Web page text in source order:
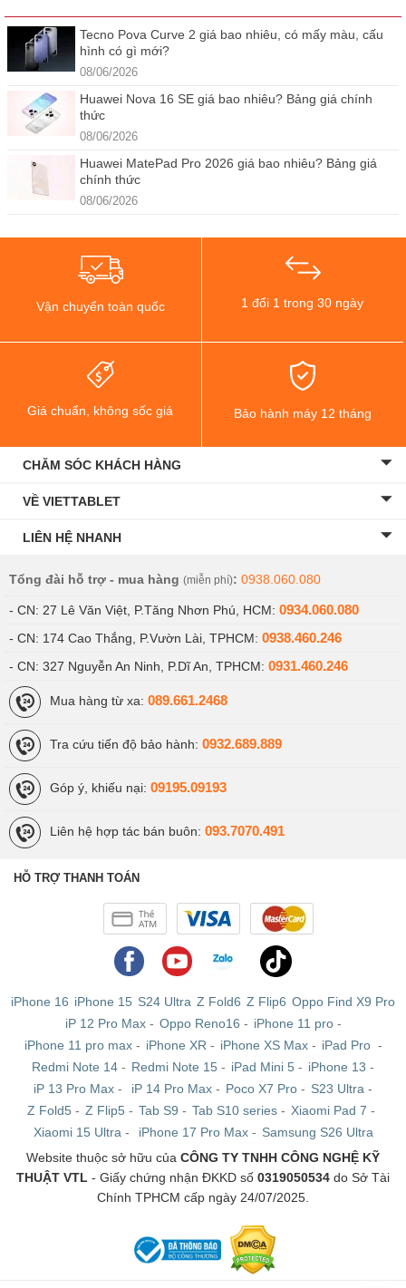
Tecno Pova Curve 2 giá bao nhiêu, có mấy màu, cấu
hình có gì mới?
08/06/2026
Huawei Nova 16 SE giá bao nhiêu? Bảng giá chính
thức
08/06/2026
Huawei MatePad Pro 2026 giá bao nhiêu? Bảng giá
chính thức
08/06/2026
Vận chuyển toàn quốc 1 đổi 1 trong 30 ngày
Giá chuẩn, không sốc giá Bảo hành máy 12 tháng
CHĂM SÓC KHÁCH HÀNG
VỀ VIETTABLET
LIÊN HỆ NHANH
Tổng đài hỗ trợ - mua hàng (miễn phí): 0938.060.080
- CN: 27 Lê Văn Việt, P.Tăng Nhơn Phú, HCM: 0934.060.080
- CN: 174 Cao Thắng, P.Vườn Lài, TPHCM: 0938.460.246
- CN: 327 Nguyễn An Ninh, P.Dĩ An, TPHCM: 0931.460.246
Mua hàng từ xa: 089.661.2468
Tra cứu tiến độ bảo hành: 0932.689.889
Góp ý, khiếu nại: 09195.09193
Liên hệ hợp tác bán buôn: 093.7070.491
HỖ TRỢ THANH TOÁN
iPhone 16 iPhone 15 S24 Ultra Z Fold6 Z Flip6 Oppo Find X9 Pro
iP 12 Pro Max- Oppo Reno16 - iPhone 11 pro-
iPhone 11 pro max- iPhone XR - iPhone XS Max- iPad Pro -
Redmi Note 14 - Redmi Note 15 - iPad Mini 5 - iPhone 13 -
iP 13 Pro Max - iP 14 Pro Max - Poco X7 Pro - S23 Ultra -
Z Fold5 - Z Flip5 - Tab S9 - Tab S10 series - Xiaomi Pad 7 -
Xiaomi 15 Ultra - iPhone 17 Pro Max- Samsung S26 Ultra
Website thuộc sở hữu của CÔNG TY TNHH CÔNG NGHỆ KỸ
THUẬT VTL - Giấy chứng nhận ĐKKD số 0319050534 do Sở Tài
Chính TPHCM cấp ngày 24/07/2025.